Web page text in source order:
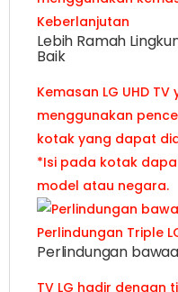
Keberlanjutan
Lebih Ramah
Baik
Kemasan LG UHD
menggunakan
kotak yang dapat
*Isi pada kotak
model atau negara.
Perlindungan Triple
Perlindungan
TV LG hadir dengan